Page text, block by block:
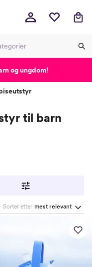
til barn
Sorter etter mest relevant
og ungdom!